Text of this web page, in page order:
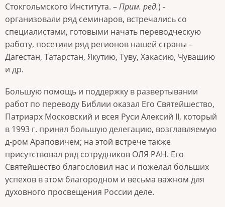
Стокгольмского Института. –Прим. ред.) -
организовали ряд семинаров, встречались со
специалистами, готовыми начать переводческую
работу, посетили ряд регионов нашей страны –
Дагестан, Татарстан, Якутию, Туву, Хакасию, Чувашию
и др.
Большую помощь и поддержку в развертывании
работ по переводу Библии оказал Его Святейшество,
Патриарх Московский и всея Руси Алексий II, который
в 1993 г. принял большую делегацию, возглавляемую
д-ром Араповичем; на этой встрече также
присутствовал ряд сотрудников ОЛЯ РАН. Его
Святейшество благословил нас и пожелал больших
успехов в этом благородном и весьма важном для
духовного просвещения России деле.